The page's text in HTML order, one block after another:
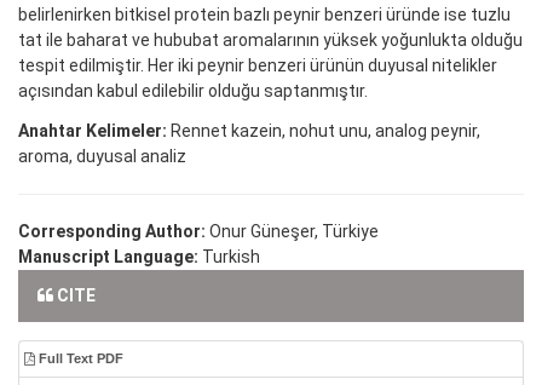
belirlenirken bitkisel protein bazlı peynir benzeri üründe ise tuzlu
tat ile baharat ve hububat aromalarının yüksek yoğunlukta olduğu
tespit edilmiştir. Her iki peynir benzeri ürünün duyusal nitelikler
açısından kabul edilebilir olduğu saptanmıştır.
Anahtar Kelimeler: Rennet kazein, nohut unu, analog peynir,
aroma, duyusal analiz
Corresponding Author: Onur Güneşer, Türkiye
Manuscript Language: Turkish
CITE
Full Text PDF